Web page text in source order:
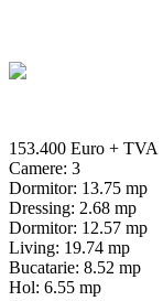
153.400 Euro + TVA
Camere: 3
Dormitor: 13.75 mp
Dressing: 2.68 mp
Dormitor: 12.57 mp
Living: 19.74 mp
Bucatarie: 8.52 mp
Hol: 6.55 mp